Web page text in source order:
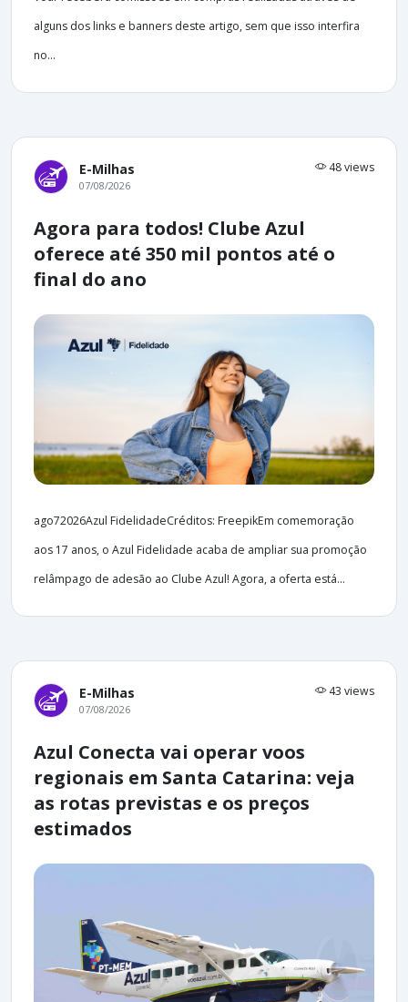
alguns dos links e banners deste artigo, sem que isso interfira
no...
E-Milhas 48 views
07/08/2026
Agora para todos! Clube Azul
oferece até 350 mil pontos até o
final do ano
ago72026Azul FidelidadeCréditos: FreepikEm comemoração
aos 17 anos, o Azul Fidelidade acaba de ampliar sua promoção
relâmpago de adesão ao Clube Azul! Agora, a oferta está...
E-Milhas 43 views
07/08/2026
Azul Conecta vai operar voos
regionais em Santa Catarina: veja
as rotas previstas e os preços
estimados